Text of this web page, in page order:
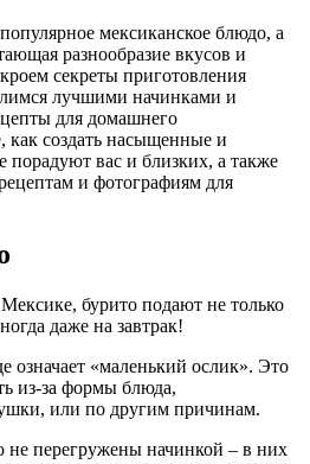
мексиканское блюдо, а
разнообразие вкусов и
секреты приготовления
лучшими начинками и
для домашнего
как создать насыщенные и
порадуют вас и близких, а также
и фотографиям для
бурито подают не только
даже на завтрак!
означает «маленький ослик». Это
из-за формы блюда,
или по другим причинам.
перегружены начинкой – в них